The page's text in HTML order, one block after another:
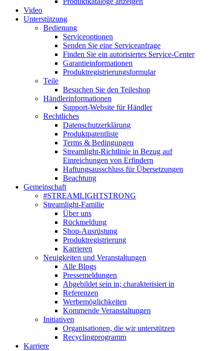
Video
Unterstützung
Bedienung
Serviceoptionen
Senden Sie eine Serviceanfrage
Finden Sie ein autorisiertes Service-Center
Garantieinformationen
Produktregistrierungsformular
Teile
Besuchen Sie den Teileshop
Händlerinformationen
Support-Website für Händler
Rechtliches
Datenschutzerklärung
Produktpatentliste
Terms & Bedingungen
Streamlight-Richtlinie in Bezug auf
Einreichungen von Erfindern
Haftungsausschluss für Übersetzungen
Beachtung
Gemeinschaft
#STREAMLIGHTSTRONG
Streamlight-Familie
Über uns
Rückmeldung
Shop-Ausrüstung
Produktregistrierung
Karrieren
Neuigkeiten und Veranstaltungen
Alle Blogs
Pressemeldungen
Abgebildet sein in; charakterisiert in
Referenzen
Werbemöglichkeiten
Kommende Veranstaltungen
Initiativen
Organisationen, die wir unterstützen
Recyclingprogramm
Karriere